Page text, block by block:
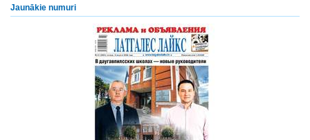
Jaunākie numuri